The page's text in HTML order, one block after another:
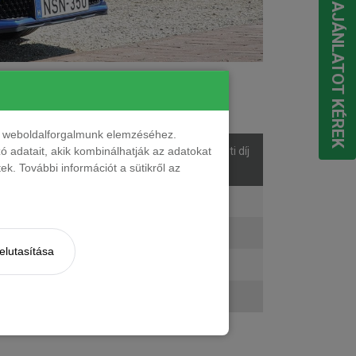
elemzéséhez.
adatait, akik kombinálhatják az adatokat
További információt a sütikről az
Listaár Bérleti díj
10 649 000 Ft
10 799 000 Ft
EGYEDI AJÁNLATOT KÉREK